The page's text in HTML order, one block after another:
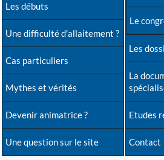
Les débuts
Une difficulté d'allaitement ?
Cas particuliers
Mythes et vérités
Devenir animatrice ?
Une question sur le site
Le
Les
La
Etudes
Contact